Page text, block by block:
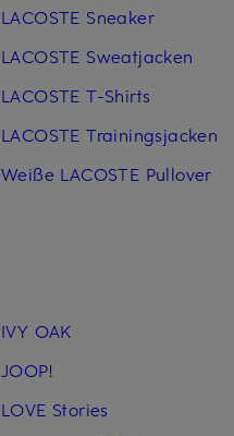
LACOSTE Sneaker
LACOSTE Sweatjacken
LACOSTE T-Shirts
LACOSTE Trainingsjacken
Weiße LACOSTE Pullover
IVY OAK
JOOP!
LOVE Stories